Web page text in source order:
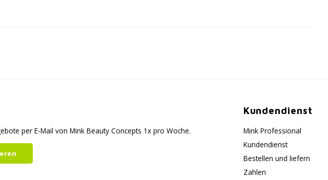
per E-Mail von Mink Beauty Concepts 1x pro Woche.
Kundendienst
Mink Professional
Kundendienst
Bestellen und liefern
Zahlen